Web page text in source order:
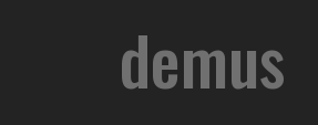
demus